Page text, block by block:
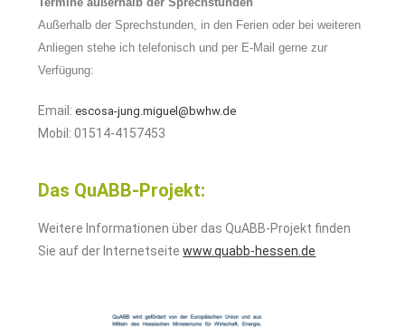
Außerhalb der Sprechstunden, in den Ferien oder bei weiteren
Anliegen stehe ich telefonisch und per E-Mail gerne zur
Verfügung:
Email:escosa-jung.miguel@bwhw.de
Mobil: 01514-4157453
Das QuABB-Projekt:
Weitere Informationen über das QuABB-Projekt finden
Sie auf der Internetseitewww.quabb-hessen.de